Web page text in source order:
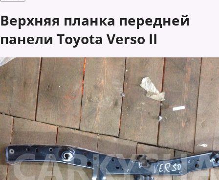
Верхняя планка передней
панели Toyota Verso II